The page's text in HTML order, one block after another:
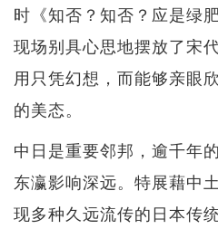
时《知否？知否？应是绿
现场别具心思地摆放了宋
用只凭幻想，而能够亲眼
的美态。
中日是重要邻邦，逾千年
东瀛影响深远。特展藉中
现多种久远流传的日本传